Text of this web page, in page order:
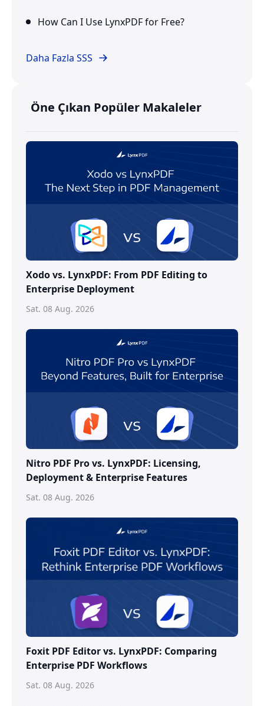
How Can I Use LynxPDF for Free?
Daha Fazla SSS
Öne Çıkan Popüler Makaleler
Xodo vs. LynxPDF: From PDF Editing to
Enterprise Deployment
Sat. 08 Aug. 2026
Nitro PDF Pro vs. LynxPDF: Licensing,
Deployment & Enterprise Features
Sat. 08 Aug. 2026
Foxit PDF Editor vs. LynxPDF: Comparing
Enterprise PDF Workflows
Sat. 08 Aug. 2026